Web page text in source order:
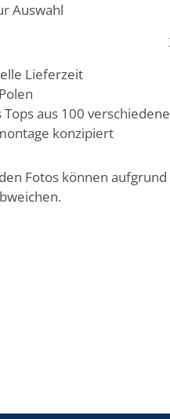
Auswahl
Lieferzeit
aus 100
konzipiert
Fotos können